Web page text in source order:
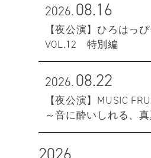
2026.08.16
【夜公演】ひろはっ
VOL.12 特別編
2026.08.22
【夜公演】MUSIC
～音に酔いしれる、